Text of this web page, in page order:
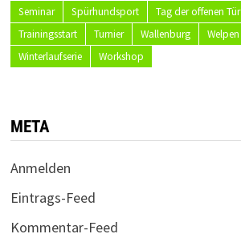
Seminar
Spürhundsport Tag der offenen Tür
Trainingsstart
Turnier Wallenburg Welpen
Winterlaufserie
Workshop
META
Anmelden
Eintrags-Feed
Kommentar-Feed